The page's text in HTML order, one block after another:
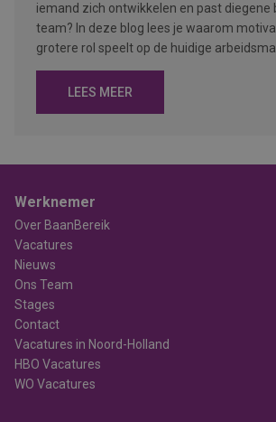
iemand zich ontwikkelen en past diegene
team? In deze blog lees je waarom
grotere rol speelt op de huidige
LEES MEER
Werknemer
Over BaanBereik
Vacatures
Nieuws
Ons Team
Stages
Contact
Vacatures in Noord-Holland
HBO Vacatures
WO Vacatures